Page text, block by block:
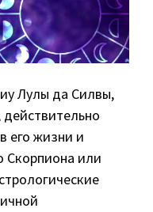
Лулы да Силвы,
действительно
его жизни и
Скорпиона или